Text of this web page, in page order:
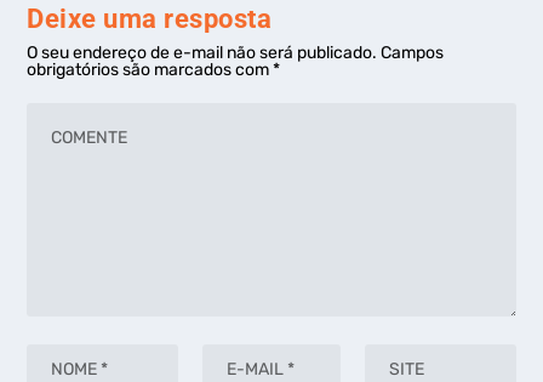
Deixe uma resposta
O seu endereço de e-mail não será publicado. Campos
obrigatórios são marcados com*